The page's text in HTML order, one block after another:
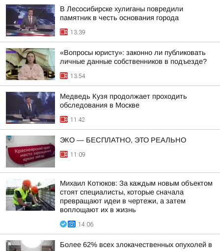
В Лесосибирске хулиганы повредили
памятник в честь основания города
13:39
«Вопросы юристу»: законно ли публиковать
личные данные собственников в подъезде?
13:54
Медведь Кузя продолжает проходить
обследования в Москве
11:42
ЭКО — БЕСПЛАТНО, ЭТО РЕАЛЬНО
11:09
Михаил Котюков: За каждым новым объектом
стоят специалисты, которые сначала
превращают идеи в чертежи, а затем
воплощают их в жизнь
14:06
Более 62% всех злокачественных опухолей в